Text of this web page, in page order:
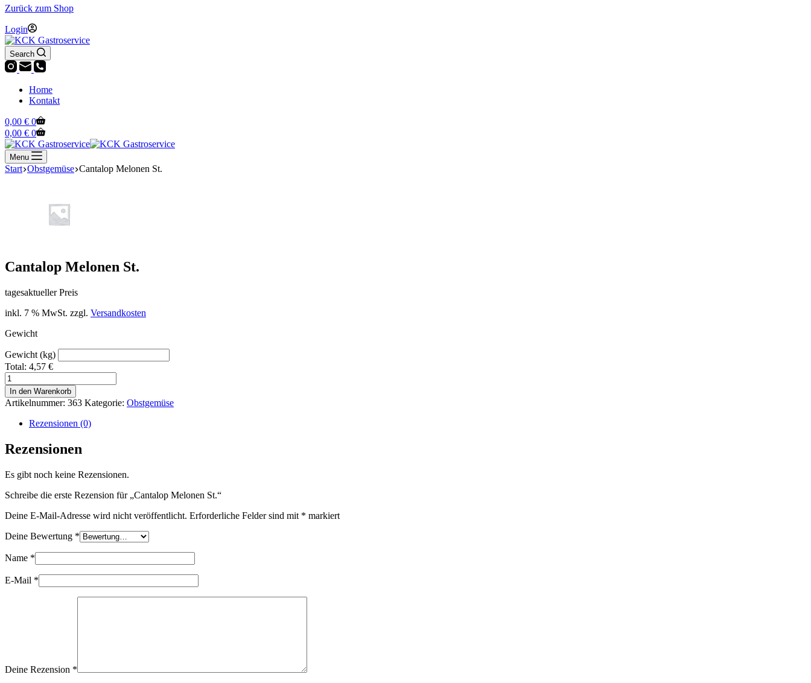
Zurück zum Shop
Login
Search
Home
Kontakt
Warenkorb
0,00 € 0
Warenkorb
0,00 € 0
Menu
Start Obstgemüse Cantalop Melonen St.
Cantalop Melonen St.
tagesaktueller Preis
inkl. 7 % MwSt. zzgl. Versandkosten
Gewicht
Gewicht (kg)
Total: 4,57 €
Cantalop
Melonen
St.
Menge
In den Warenkorb
Artikelnummer: 363 Kategorie: Obstgemüse
Rezensionen (0)
Rezensionen
Es gibt noch keine Rezensionen.
Schreibe die erste Rezension für „Cantalop Melonen St.“
Deine E-Mail-Adresse wird nicht veröffentlicht. Erforderliche Felder sind mit * markiert
Deine Bewertung *
Name *
E-Mail *
Deine Rezension *